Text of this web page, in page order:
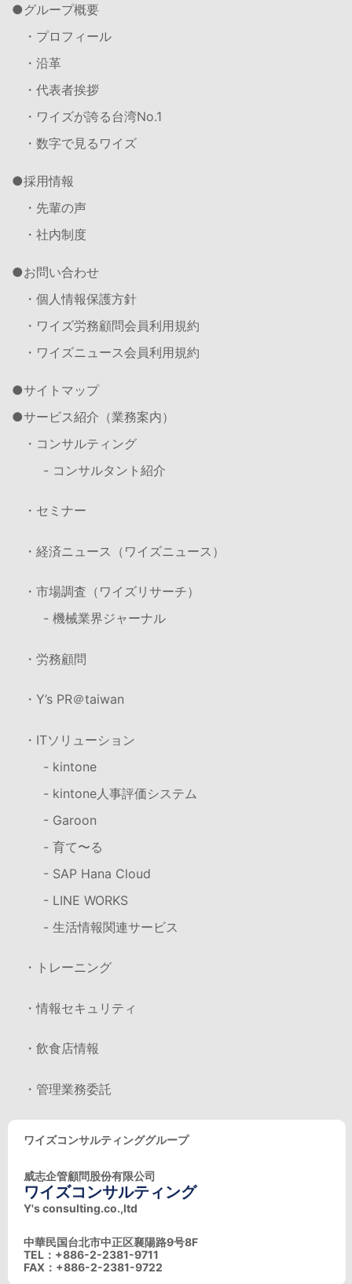
グループ概要
・プロフィール
・沿革
・代表者挨拶
・ワイズが誇る台湾No.1
・数字で見るワイズ
採用情報
・先輩の声
・社内制度
お問い合わせ
・個人情報保護方針
・ワイズ労務顧問会員利用規約
・ワイズニュース会員利用規約
サイトマップ
サービス紹介（業務案内）
・コンサルティング
- コンサルタント紹介
・セミナー
・経済ニュース（ワイズニュース）
・市場調査（ワイズリサーチ）
- 機械業界ジャーナル
・労務顧問
・Y’s PR＠taiwan
・ITソリューション
- kintone
- kintone人事評価システム
- Garoon
- 育て〜る
- SAP Hana Cloud
- LINE WORKS
- 生活情報関連サービス
・トレーニング
・情報セキュリティ
・飲食店情報
・管理業務委託
ワイズコンサルティンググループ
威志企管顧問股份有限公司
ワイズコンサルティング
Y's consulting.co.,ltd
中華民国台北市中正区襄陽路9号8F
TEL：+886-2-2381-9711
FAX：+886-2-2381-9722